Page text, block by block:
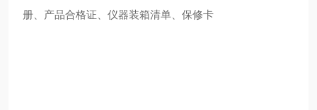
册、产品合格证、仪器装箱清单、保修卡